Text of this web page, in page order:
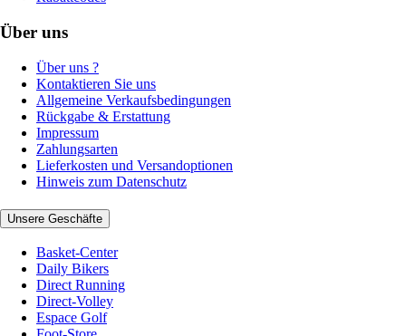
Über uns
Über uns ?
Kontaktieren Sie uns
Allgemeine Verkaufsbedingungen
Rückgabe & Erstattung
Impressum
Zahlungsarten
Lieferkosten und Versandoptionen
Hinweis zum Datenschutz
Unsere Geschäfte
Basket-Center
Daily Bikers
Direct Running
Direct-Volley
Espace Golf